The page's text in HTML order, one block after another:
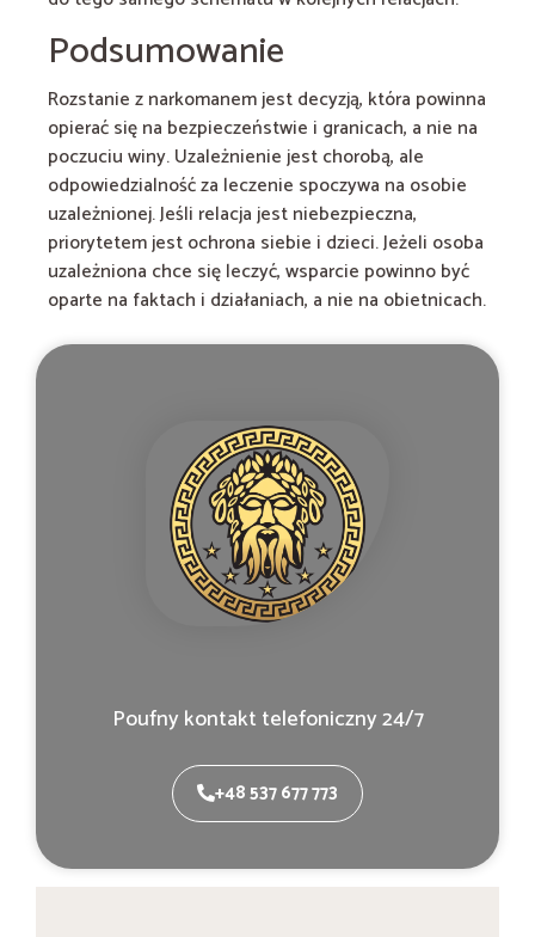
Podsumowanie
Rozstanie z narkomanem jest decyzją, która powinna
opierać się na bezpieczeństwie i granicach, a nie na
poczuciu winy. Uzależnienie jest chorobą, ale
odpowiedzialność za leczenie spoczywa na osobie
uzależnionej. Jeśli relacja jest niebezpieczna,
priorytetem jest ochrona siebie i dzieci. Jeżeli osoba
uzależniona chce się leczyć, wsparcie powinno być
oparte na faktach i działaniach, a nie na obietnicach.
Poufny kontakt telefoniczny 24/7
+48 537 677 773